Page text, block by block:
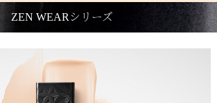
ZEN WEARシリーズ